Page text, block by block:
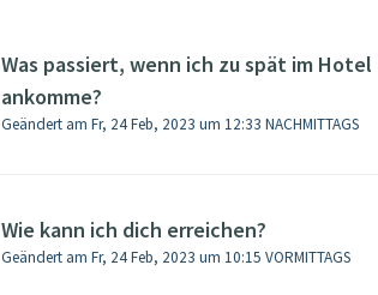
Was passiert, wenn ich zu spät im Hotel
ankomme?
Geändert am Fr, 24 Feb, 2023 um 12:33 NACHMITTAGS
Wie kann ich dich erreichen?
Geändert am Fr, 24 Feb, 2023 um 10:15 VORMITTAGS